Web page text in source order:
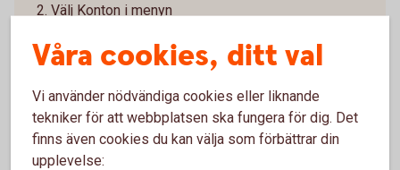
Välj Konton i menyn
banker. Välj den bank du vill lägga till
Legitimera dig hos den andra banken
Vänta medan vi hämtar dina konton och transaktioner
från den andra banken
Våra cookies, ditt val
Vi använder nödvändiga cookies eller liknande
tekniker för att webbplatsen ska fungera för dig. Det
finns även cookies du kan välja som förbättrar din
upplevelse: